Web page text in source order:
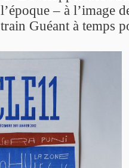
l’époque – à l’image
train Guéant à temps